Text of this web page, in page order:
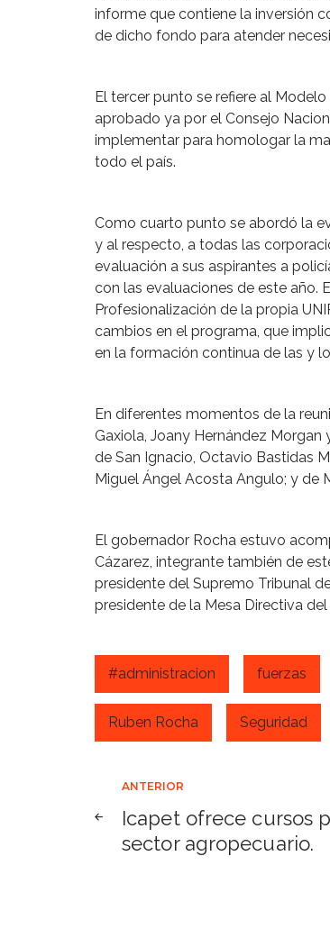
informe que contiene la inversión
de dicho fondo para atender
El tercer punto se refiere al
aprobado ya por el Consejo
implementar para homologar la
todo el país.
Como cuarto punto se abordó la
y al respecto, a todas las
evaluación a sus aspirantes a
con las evaluaciones de este año.
Profesionalización de la propia
cambios en el programa, que
en la formación continua de las y
En diferentes momentos de la
Gaxiola, Joany Hernández
de San Ignacio, Octavio Bastidas
Miguel Ángel Acosta Angulo; y de
El gobernador Rocha estuvo
Cázarez, integrante también de
presidente del Supremo Tribunal
presidente de la Mesa Directiva
#administracion fuerzas
Ruben Rocha Seguridad
Navegación
de
ANTERIOR
Icapet ofrece cursos
sector agropecuario.